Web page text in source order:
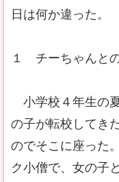
日は何か違った。
１ チーちゃんと
小学校４年生の
の子が転校してき
のでそこに座った
ク小僧で、女の子